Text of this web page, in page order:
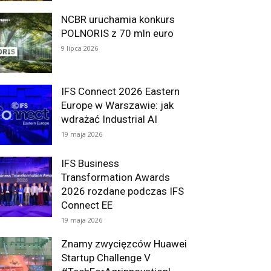
NCBR uruchamia konkurs
POLNORIS z 70 mln euro
9 lipca 2026
IFS Connect 2026 Eastern
Europe w Warszawie: jak
wdrażać Industrial AI
19 maja 2026
IFS Business
Transformation Awards
2026 rozdane podczas IFS
Connect EE
19 maja 2026
Znamy zwycięzców Huawei
Startup Challenge V